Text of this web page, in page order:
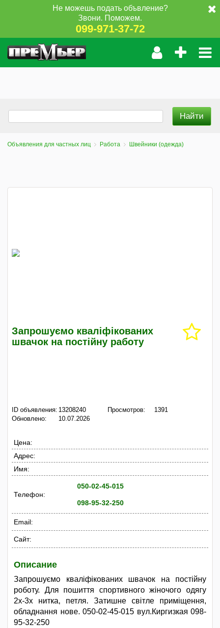
Не можешь подать объвление?
Звони. Поможем.
099-971-37-72
Объявления для частных лиц Работа Швейники (одежда)
Запрошуємо кваліфікованих
швачок на постійну работу
ID объявления: 13208240
Обновлено:
10.07.2026
Просмотров: 1391
Цена:
Адрес:
Имя:
Телефон:
050-02-45-015
098-95-32-250
Email:
Сайт:
Описание
Запрошуємо кваліфікованих швачок на постійну
роботу. Для пошиття спортивного жіночого одягу
2х-3х нитка, петля. Затишне світле приміщення,
обладнання нове. 050-02-45-015 вул.Киргизкая 098-
95-32-250